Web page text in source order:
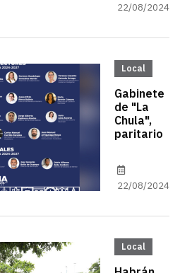
22/08/2024
Local
Gabinete
de "La
Chula",
paritario
22/08/2024
Local